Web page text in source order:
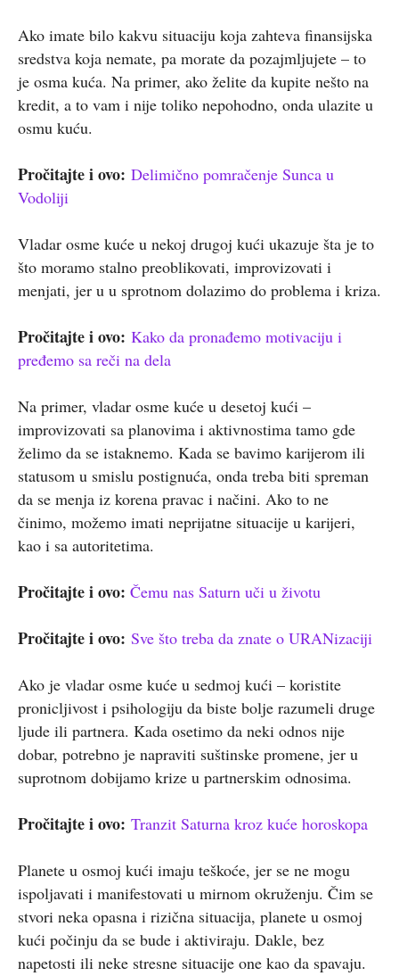
Ako imate bilo kakvu situaciju koja zahteva finansijska
sredstva koja nemate, pa morate da pozajmljujete – to
je osma kuća. Na primer, ako želite da kupite nešto na
kredit, a to vam i nije toliko nepohodno, onda ulazite u
osmu kuću.
Pročitajte i ovo: Delimično pomračenje Sunca u
Vodoliji
Vladar osme kuće u nekoj drugoj kući ukazuje šta je to
što moramo stalno preoblikovati, improvizovati i
menjati, jer u u sprotnom dolazimo do problema i kriza.
Pročitajte i ovo: Kako da pronađemo motivaciju i
pređemo sa reči na dela
Na primer, vladar osme kuće u desetoj kući –
improvizovati sa planovima i aktivnostima tamo gde
želimo da se istaknemo. Kada se bavimo karijerom ili
statusom u smislu postignuća, onda treba biti spreman
da se menja iz korena pravac i načini. Ako to ne
činimo, možemo imati neprijatne situacije u karijeri,
kao i sa autoritetima.
Pročitajte i ovo: Čemu nas Saturn uči u životu
Pročitajte i ovo: Sve što treba da znate o URANizaciji
Ako je vladar osme kuće u sedmoj kući – koristite
pronicljivost i psihologiju da biste bolje razumeli druge
ljude ili partnera. Kada osetimo da neki odnos nije
dobar, potrebno je napraviti suštinske promene, jer u
suprotnom dobijamo krize u partnerskim odnosima.
Pročitajte i ovo: Tranzit Saturna kroz kuće horoskopa
Planete u osmoj kući imaju teškoće, jer se ne mogu
ispoljavati i manifestovati u mirnom okruženju. Čim se
stvori neka opasna i rizična situacija, planete u osmoj
kući počinju da se bude i aktiviraju. Dakle, bez
napetosti ili neke stresne situacije one kao da spavaju.